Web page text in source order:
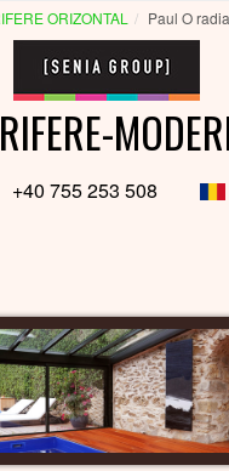
ORIZONTAL Paul O
+40 755 253 508